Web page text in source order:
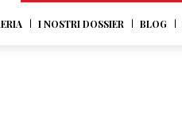
I NOSTRI DOSSIER BLOG